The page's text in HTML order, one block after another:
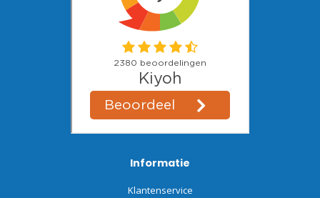
Informatie
Klantenservice